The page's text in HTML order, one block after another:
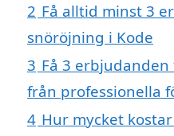
2 Få alltid minst 3
snöröjning i Kode
3 Få 3
från professionella
4 Hur mycket